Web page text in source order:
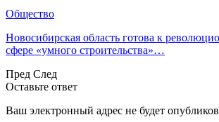
Общество
Новосибирская область готова к
сфере «умного строительства»…
Пред След
Оставьте ответ
Ваш электронный адрес не будет